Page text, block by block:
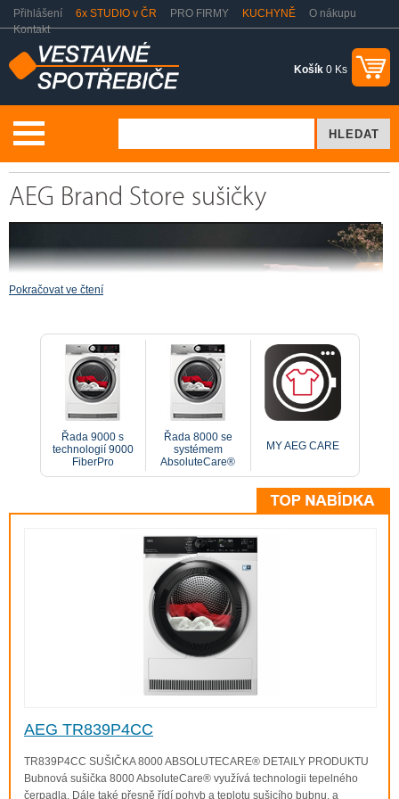
Přihlášení 6x STUDIO v ČR PRO FIRMY KUCHYNĚ
O nákupu
Kontakt
Košík 0 Ks
AEG Brand Store sušičky
PRŮVODCEM NÁKUPEM
VYBERTE SI SVOJI SUŠIČKU
AEG
Kvůli množství nejrůznějších nových technologií a
moderních funkcí se může výběr sušičky zdát složitý.
Naštěstí je tu náš průvodce, který vám pomůže najít
sušičku vyhovující vašim potřebám, s funkcemi, které
požadujete...
nevěděli, že existují.
ZJISTĚTE, JAKÁ SUŠIČKA JE PRO VÁS
TA PRAVÁ
Pokračovat ve čtení
Řada 9000 s
technologií 9000
FiberPro
Řada 8000 se
systémem
AbsoluteCare®
MY AEG CARE
AEG TR839P4CC
TR839P4CC SUŠIČKA 8000 ABSOLUTECARE® DETAILY PRODUKTU
Bubnová sušička 8000 AbsoluteCare® využívá technologii tepelného
čerpadla. Dále také přesně řídí pohyb a teplotu sušicího bubnu, a